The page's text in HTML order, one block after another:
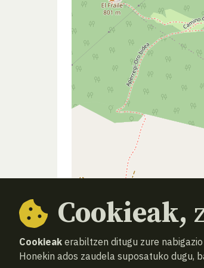
Cookieak,
Cookieak erabiltzen ditugu zure
Honekin ados zaudela suposatuko dugu,